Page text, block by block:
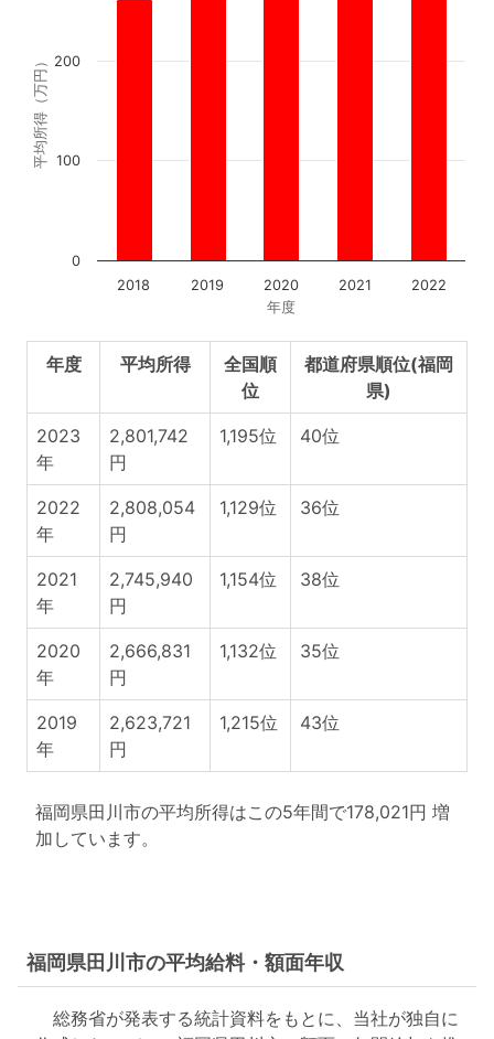
年度
平均所得（万円）
2018 2019 2020 2021 2022
0
100
200
年度 平均所得
全国順
位
都道府県順位(福岡
県)
2023
年
2,801,742
円
1,195位 40位
2022
年
2,808,054
円
1,129位 36位
2021
年
2,745,940
円
1,154位 38位
2020
年
2,666,831
円
1,132位 35位
2019
年
2,623,721
円
1,215位 43位
福岡県田川市の平均所得はこの5年間で178,021円 増
加しています。
福岡県田川市の平均給料・額面年収
総務省が発表する統計資料をもとに、当社が独自に